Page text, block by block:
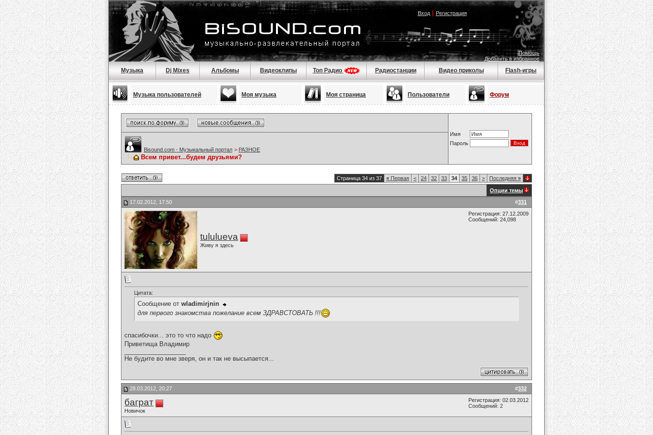
Вход| Регистрация
Помощь
Добавить в избранное
Музыка Dj Mixes Альбомы Видеоклипы Топ Радио Радиостанции Видео приколы Flash-игры
Музыка пользователей Моя музыка Моя страница Пользователи Форум
Имя
Пароль
Bisound.com - Музыкальный портал > РАЗНОЕ
Всем привет...будем друзьями?
Страница 34 из 37 « Первая < 24 32 33 34 35 36 > Последняя »
Опции темы
#331
17.02.2012, 17:50
tululueva
Живу я здесь
Регистрация: 27.12.2009
Сообщений: 24,098
Цитата:
Сообщение от wladimirjnin
для первого знакомства пожелание всем ЗДРАВСТОВАТЬ !!!
спасибочки... это то что надо
Приветища Владимир
Не будите во мне зверя, он и так не высыпается...
#332
28.03.2012, 20:27
баграт
Новичок
Регистрация: 02.03.2012
Сообщений: 2